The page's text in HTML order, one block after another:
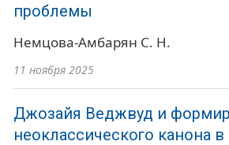
проблемы
Немцова-Амбарян С. Н.
11 ноября 2025
Джозайя Веджвуд и
неоклассического канона в